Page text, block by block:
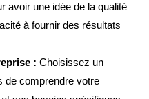
avoir une idée de la qualité
à fournir des résultats
: Choisissez un
de comprendre votre